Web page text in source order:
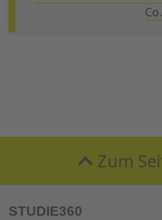
Zum
STUDIE360